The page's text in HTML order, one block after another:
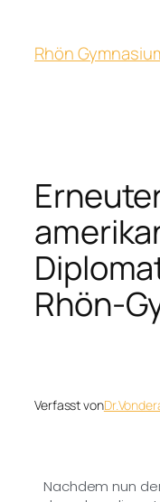
Rhön
Rhön-
Verfasst von
Nachdem nun